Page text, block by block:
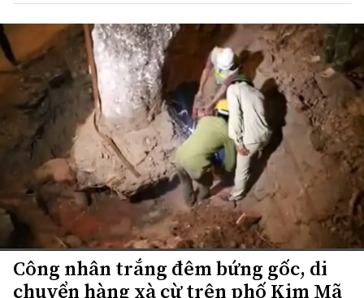
Công nhân trắng đêm bứng gốc, di
chuyển hàng xà cừ trên phố Kim Mã